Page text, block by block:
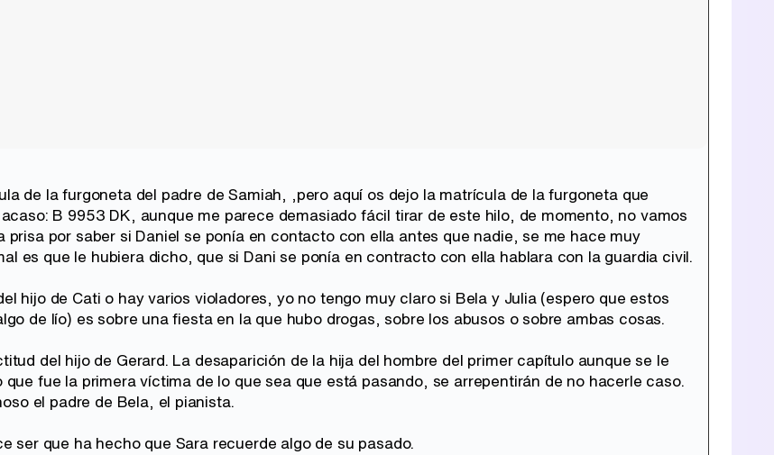
de la furgoneta del padre de Samiah, ,pero aquí os dejo la matrícula de la furgoneta que
B 9953 DK, aunque me parece demasiado fácil tirar de este hilo, de momento, no vamos
prisa por saber si Daniel se ponía en contacto con ella antes que nadie, se me hace muy
es que le hubiera dicho, que si Dani se ponía en contracto con ella hablara con la guardia civil.
hijo de Cati o hay varios violadores, yo no tengo muy claro si Bela y Julia (espero que estos
de lío) es sobre una fiesta en la que hubo drogas, sobre los abusos o sobre ambas cosas.
del hijo de Gerard. La desaparición de la hija del hombre del primer capítulo aunque se le
fue la primera víctima de lo que sea que está pasando, se arrepentirán de no hacerle caso.
el padre de Bela, el pianista.
ser que ha hecho que Sara recuerde algo de su pasado.